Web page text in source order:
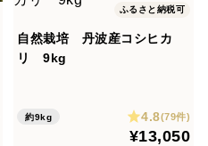
ふるさと納税可
自然栽培 丹波産コシヒカ
リ 9kg
約9kg 4.8(79件)
¥13,050